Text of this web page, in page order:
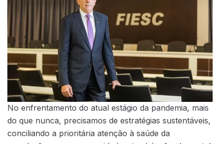
No enfrentamento do atual estágio da pandemia, mais
do que nunca, precisamos de estratégias sustentáveis,
conciliando a prioritária atenção à saúde da